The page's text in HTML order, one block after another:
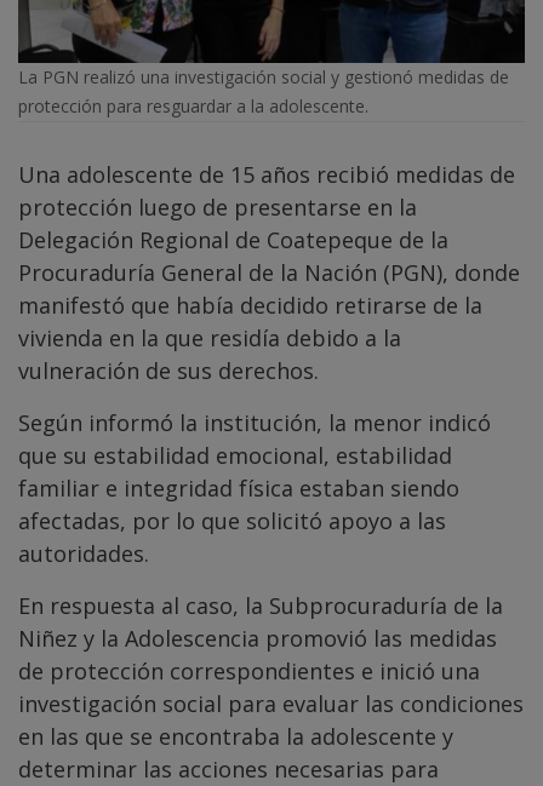
La PGN realizó una investigación social y gestionó medidas de
protección para resguardar a la adolescente.
Una adolescente de 15 años recibió medidas de
protección luego de presentarse en la
Delegación Regional de Coatepeque de la
Procuraduría General de la Nación (PGN), donde
manifestó que había decidido retirarse de la
vivienda en la que residía debido a la
vulneración de sus derechos.
Según informó la institución, la menor indicó
que su estabilidad emocional, estabilidad
familiar e integridad física estaban siendo
afectadas, por lo que solicitó apoyo a las
autoridades.
En respuesta al caso, la Subprocuraduría de la
Niñez y la Adolescencia promovió las medidas
de protección correspondientes e inició una
investigación social para evaluar las condiciones
en las que se encontraba la adolescente y
determinar las acciones necesarias para